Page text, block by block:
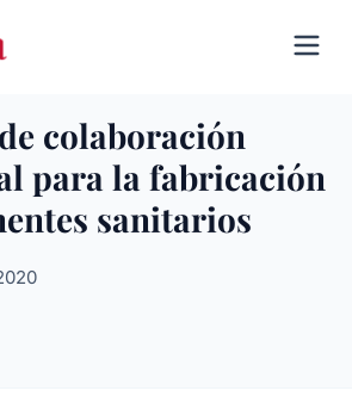
colaboración
para la fabricación
sanitarios